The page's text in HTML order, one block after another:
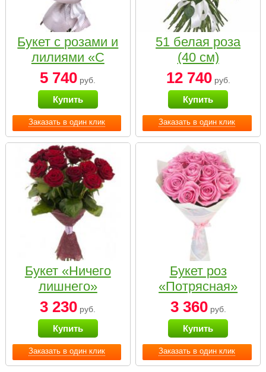
Заказать в один клик
Букет с розами и
лилиями «С
наилучшими
пожеланиями»
5 740 руб.
Купить
Заказать в один клик
51 белая роза
(40 см)
12 740руб.
Купить
Заказать в один клик
Букет «Ничего
лишнего»
3 230 руб.
Купить
Заказать в один клик
Букет роз
«Потрясная»
3 360руб.
Купить